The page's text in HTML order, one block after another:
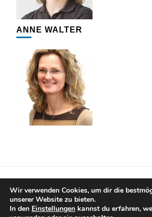
ANNE WALTER
© Copyright 2020 ZWÖNITZER
IMPRESSUM
Wir verwenden Cookies, um dir die
unserer Website zu bieten.
In den Einstellungen kannst du erfahren,